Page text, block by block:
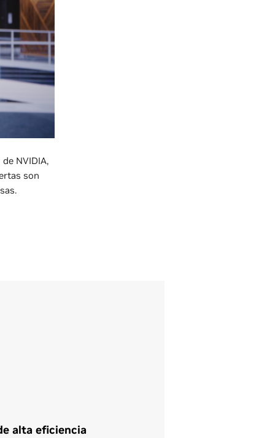
NVIDIA,
son
alta eficiencia